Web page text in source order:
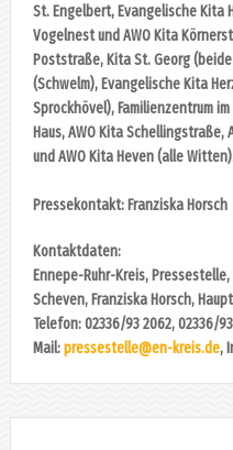
St. Engelbert, Evangelische Kita
Vogelnest und AWO Kita
Poststraße, Kita St. Georg
(Schwelm), Evangelische Kita
Sprockhövel), Familienzentrum
Haus, AWO Kita Schellingstraße,
und AWO Kita Heven (alle
Pressekontakt: Franziska Horsch
Kontaktdaten:
Ennepe-Ruhr-Kreis, Pressestelle,
Scheven, Franziska Horsch,
Telefon: 02336/93 2062, 02336/
Mail:pressestelle@en-kreis.de,